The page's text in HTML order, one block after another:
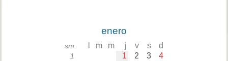
enero
sm m m j v s d
1 1 2 3 4